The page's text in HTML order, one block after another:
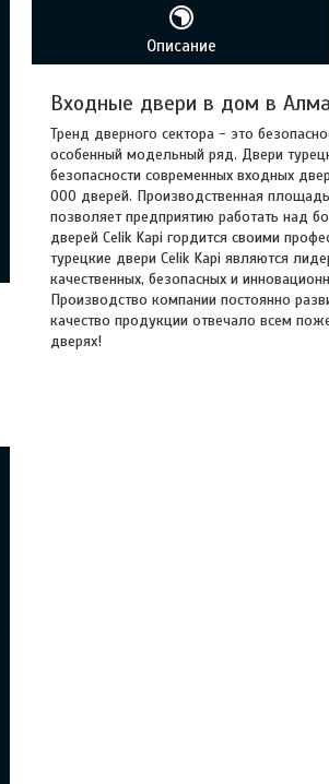
Описание
Входные двери в дом в
Тренд дверного сектора - это
особенный модельный ряд. Двери
безопасности современных входных
000 дверей. Производственная
позволяет предприятию работать над
дверей Celik Kapi гордится своими
турецкие двери Celik Kapi являются
качественных, безопасных и
Производство компании постоянно
качество продукции отвечало всем
дверях!